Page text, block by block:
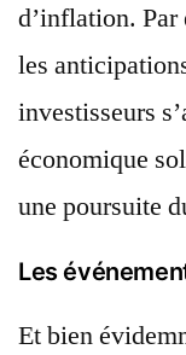
d’inflation. Par
les
investisseurs
économique
une poursuite
Les
Et bien